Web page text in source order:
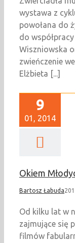
wystawa z
powołana do
do
Wiszniowska
zwieńczenie
Elżbieta [...]
9
01, 2014
Okiem
Bartosz Łabuda
Od kilku lat w
zajmujące się
filmów